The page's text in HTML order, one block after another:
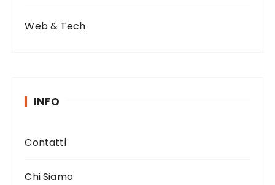
Web & Tech
INFO
Contatti
Chi Siamo